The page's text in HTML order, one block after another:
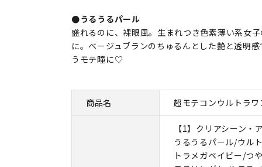
●うるうるパール
盛れるのに、裸眼風。生まれつき色素薄い系女
に。ベージュブランのちゅるんとした艶と透明
うモテ瞳に♡
商品名 超モテコンウルトラ
【1】クリアシーン・
うるうるパール/ウル
トラメガベイビー/つ